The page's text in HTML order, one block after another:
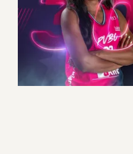
du
Evénement Motion